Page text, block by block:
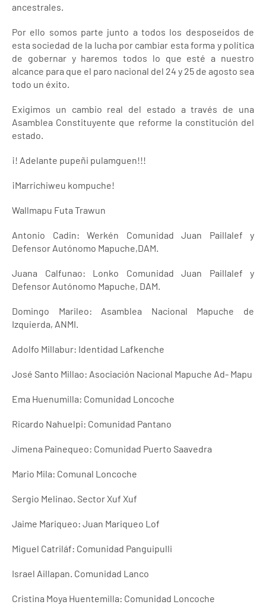
ancestrales.
Por ello somos parte junto a todos los desposeídos de
esta sociedad de la lucha por cambiar esta forma y política
de gobernar y haremos todos lo que esté a nuestro
alcance para que el paro nacional del 24 y 25 de agosto sea
todo un éxito.
Exigimos un cambio real del estado a través de una
Asamblea Constituyente que reforme la constitución del
estado.
¡! Adelante pupeñi pulamguen!!!
¡Marrichiweu kompuche!
Wallmapu Futa Trawun
Antonio Cadin: Werkén Comunidad Juan Paillalef y
Defensor Autónomo Mapuche,DAM.
Juana Calfunao: Lonko Comunidad Juan Paillalef y
Defensor Autónomo Mapuche, DAM.
Domingo Marileo: Asamblea Nacional Mapuche de
Izquierda, ANMI.
Adolfo Millabur: Identidad Lafkenche
José Santo Millao: Asociación Nacional Mapuche Ad- Mapu
Ema Huenumilla: Comunidad Loncoche
Ricardo Nahuelpi: Comunidad Pantano
Jimena Painequeo: Comunidad Puerto Saavedra
Mario Mila: Comunal Loncoche
Sergio Melinao. Sector Xuf Xuf
Jaime Mariqueo: Juan Mariqueo Lof
Miguel Catriláf: Comunidad Panguipulli
Israel Aillapan. Comunidad Lanco
Cristina Moya Huentemilla: Comunidad Loncoche